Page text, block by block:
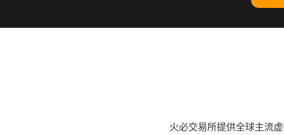
火必交易所提供全球主流